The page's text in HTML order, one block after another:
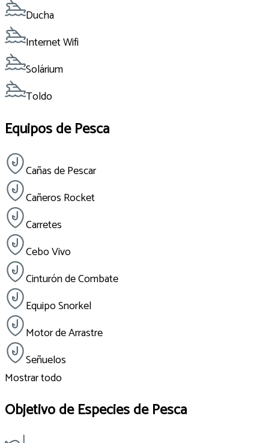
Ducha
Internet Wifi
Solárium
Toldo
Equipos de Pesca
Cañas de Pescar
Cañeros Rocket
Carretes
Cebo Vivo
Cinturón de Combate
Equipo Snorkel
Motor de Arrastre
Señuelos
Mostrar todo
Objetivo de Especies de Pesca